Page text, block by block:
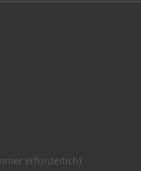
erforderlich)